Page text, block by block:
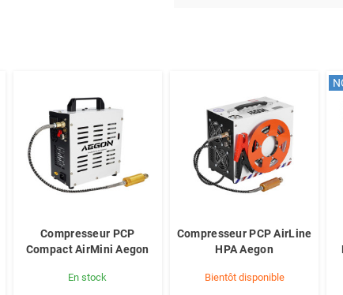
Compresseur PCP
Compact AirMini Aegon
En stock
Compresseur PCP AirLine
HPA Aegon
Bientôt disponible